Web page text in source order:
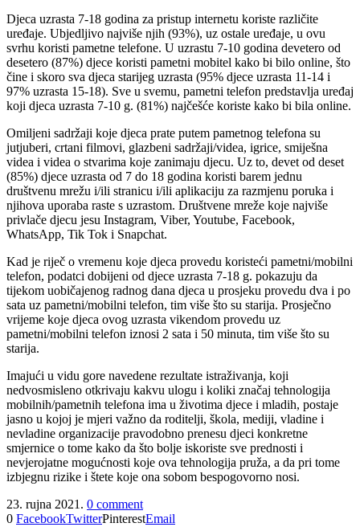
Djeca uzrasta 7-18 godina za pristup internetu koriste različite
uređaje. Ubjedljivo najviše njih (93%), uz ostale uređaje, u ovu
svrhu koristi pametne telefone. U uzrastu 7-10 godina devetero od
desetero (87%) djece koristi pametni mobitel kako bi bilo online, što
čine i skoro sva djeca starijeg uzrasta (95% djece uzrasta 11-14 i
97% uzrasta 15-18). Sve u svemu, pametni telefon predstavlja uređaj
koji djeca uzrasta 7-10 g. (81%) najčešće koriste kako bi bila online.
Omiljeni sadržaji koje djeca prate putem pametnog telefona su
jutjuberi, crtani filmovi, glazbeni sadržaji/videa, igrice, smiješna
videa i videa o stvarima koje zanimaju djecu. Uz to, devet od deset
(85%) djece uzrasta od 7 do 18 godina koristi barem jednu
društvenu mrežu i/ili stranicu i/ili aplikaciju za razmjenu poruka i
njihova uporaba raste s uzrastom. Društvene mreže koje najviše
privlače djecu jesu Instagram, Viber, Youtube, Facebook,
WhatsApp, Tik Tok i Snapchat.
Kad je riječ o vremenu koje djeca provedu koristeći pametni/mobilni
telefon, podatci dobijeni od djece uzrasta 7-18 g. pokazuju da
tijekom uobičajenog radnog dana djeca u prosjeku provedu dva i po
sata uz pametni/mobilni telefon, tim više što su starija. Prosječno
vrijeme koje djeca ovog uzrasta vikendom provedu uz
pametni/mobilni telefon iznosi 2 sata i 50 minuta, tim više što su
starija.
Imajući u vidu gore navedene rezultate istraživanja, koji
nedvosmisleno otkrivaju kakvu ulogu i koliki značaj tehnologija
mobilnih/pametnih telefona ima u životima djece i mladih, postaje
jasno u kojoj je mjeri važno da roditelji, škola, mediji, vladine i
nevladine organizacije pravodobno prenesu djeci konkretne
smjernice o tome kako da što bolje iskoriste sve prednosti i
nevjerojatne mogućnosti koje ova tehnologija pruža, a da pri tome
izbjegnu rizike i štete koje ona sobom bespogovorno nosi.
23. rujna 2021. 0 comment
0 FacebookTwitterPinterestEmail